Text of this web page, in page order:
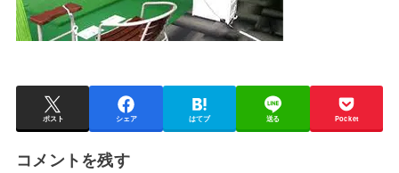
ポスト シェア はてブ 送る Pocket
コメントを残す